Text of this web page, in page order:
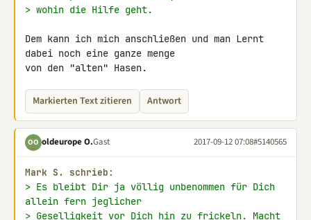
> wohin die Hilfe geht.
Dem kann ich mich anschließen und man Lernt
dabei noch eine ganze menge
von den "alten" Hasen.
Markierten Text zitieren Antwort
OO oldeurope O.Gast 2017-09-12 07:08#5140565
Mark S. schrieb:
> Es bleibt Dir ja völlig unbenommen für Dich
allein fern jeglicher
> Geselligkeit vor Dich hin zu frickeln. Macht